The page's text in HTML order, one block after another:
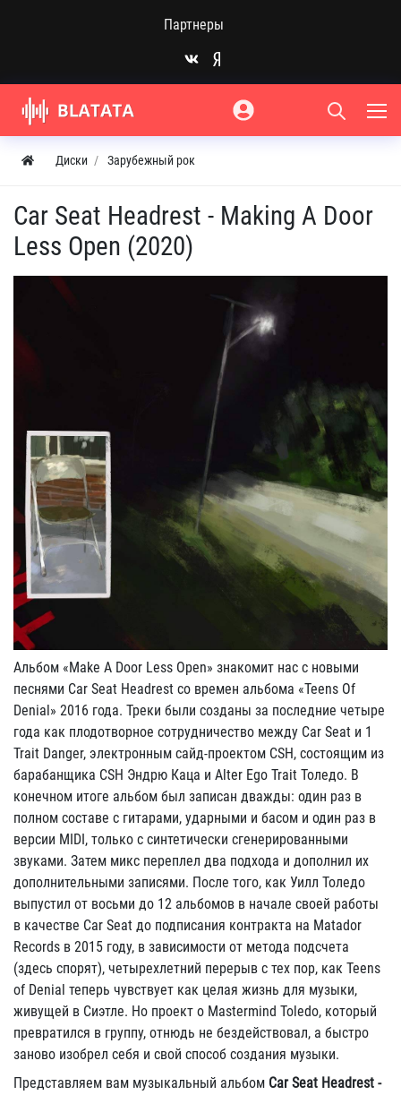
Партнеры
Диски Зарубежный рок
Car Seat Headrest - Making A Door
Less Open (2020)
Альбом «Make A Door Less Open» знакомит нас с новыми
песнями Car Seat Headrest со времен альбома «Teens Of
Denial» 2016 года. Треки были созданы за последние четыре
года как плодотворное сотрудничество между Car Seat и 1
Trait Danger, электронным сайд-проектом CSH, состоящим из
барабанщика CSH Эндрю Каца и Alter Ego Trait Толедо. В
конечном итоге альбом был записан дважды: один раз в
полном составе с гитарами, ударными и басом и один раз в
версии MIDI, только с синтетически сгенерированными
звуками. Затем микс переплел два подхода и дополнил их
дополнительными записями. После того, как Уилл Толедо
выпустил от восьми до 12 альбомов в начале своей работы
в качестве Car Seat до подписания контракта на Matador
Records в 2015 году, в зависимости от метода подсчета
(здесь спорят), четырехлетний перерыв с тех пор, как Teens
of Denial теперь чувствует как целая жизнь для музыки,
живущей в Сиэтле. Но проект о Mastermind Toledo, который
превратился в группу, отнюдь не бездействовал, а быстро
заново изобрел себя и свой способ создания музыки.
Представляем вам музыкальный альбом Car Seat Headrest -